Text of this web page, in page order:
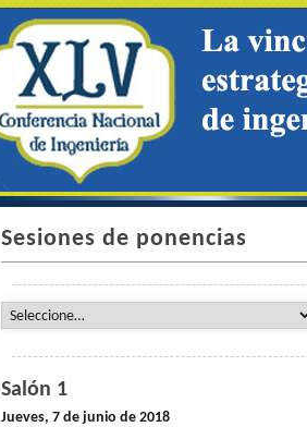
Sesiones de ponencias
Salón 1
Jueves, 7 de junio de 2018